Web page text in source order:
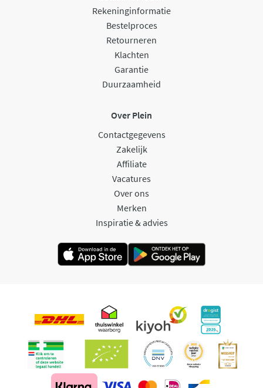
Rekeninginformatie
Bestelproces
Retourneren
Klachten
Garantie
Duurzaamheid
Over Plein
Contactgegevens
Zakelijk
Affiliate
Vacatures
Over ons
Merken
Inspiratie & advies